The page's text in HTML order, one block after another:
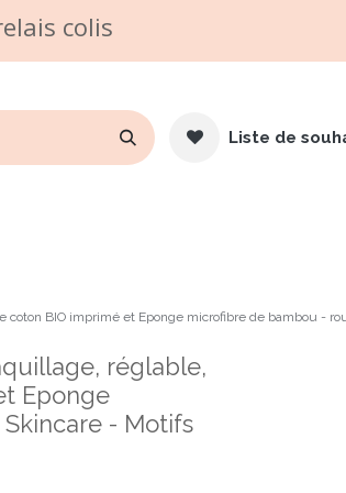
colis
Liste de
BIO imprimé et Eponge microfibre de bambou -
réglable,
Eponge
- Motifs